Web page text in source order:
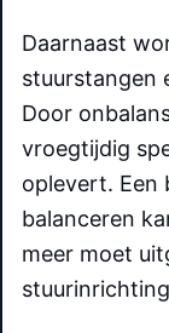
Daarnaast
stuurstangen
Door
vroegtijdig
oplevert. Een
balanceren
meer moet